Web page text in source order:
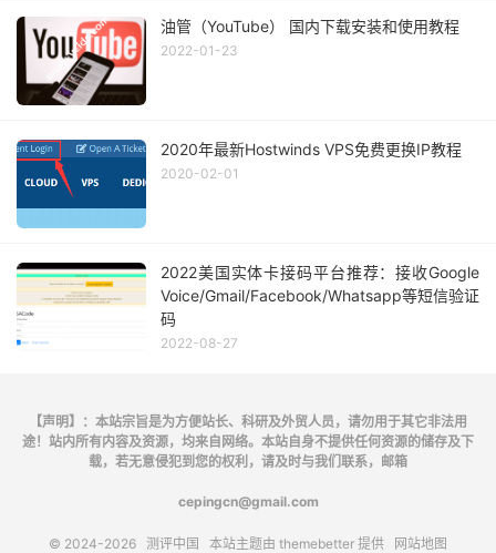
油管（YouTube） 国内下载安装和使用教程
2022-01-23
2020年最新Hostwinds VPS免费更换IP教程
2020-02-01
2022美国实体卡接码平台推荐：接收Google
Voice/Gmail/Facebook/Whatsapp等短信验证
码
2022-08-27
【声明】：本站宗旨是为方便站长、科研及外贸人员，请勿用于其它非法用
途！站内所有内容及资源，均来自网络。本站自身不提供任何资源的储存及下
载，若无意侵犯到您的权利，请及时与我们联系，邮箱
cepingcn@gmail.com
© 2024-2026 测评中国 本站主题由 themebetter 提供 网站地图